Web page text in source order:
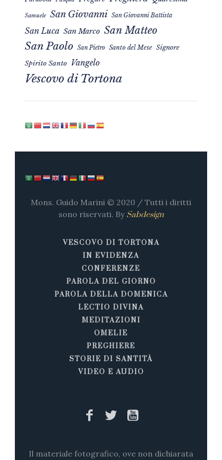
Samuele San Giovanni San Giovanni Battista
San Luca San Marco San Matteo
San Paolo San Pietro Santo del Mese Signore
Spirito Santo Vangelo
Vescovo di Tortona
Mons. Guido Marini © 2020 / Tutti i diritti
sono riservati. By Sabdesign
VESCOVO DI TORTONA
IN EVIDENZA
CONFERENZE
PAROLA DEL GIORNO
PAROLA DELLA DOMENICA
LECTIO DIVINA
MEDITAZIONI
OMELIE
PREGHIERE
STORIE DI SANTITÀ
VIDEO E AUDIO
Il materiale fotografico, ove non dichiarata